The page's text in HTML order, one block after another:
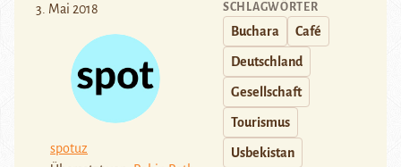
3. Mai 2018
spotuz
SCHLAGWÖRTER
Buchara Café
Deutschland
Gesellschaft
Tourismus
Usbekistan